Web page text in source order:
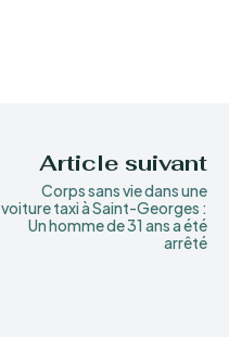
Article suivant
Corps sans vie dans une
voiture taxi à Saint-Georges :
Un homme de 31 ans a été
arrêté